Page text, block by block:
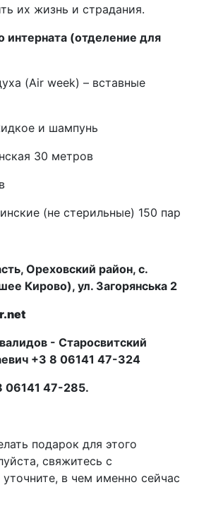
их жизнь и страдания.
(отделение для
(Air week) – вставные
и шампунь
30 метров
(не стерильные) 150 пар
Ореховский район, с.
Кирово), ул. Загорянська 2
- Старосвитский
+3 8 06141 47-324
06141 47-285.
подарок для этого
свяжитесь с
в чем именно сейчас